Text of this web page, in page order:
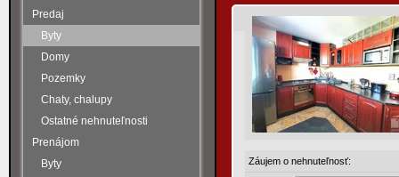
Predaj
Byty
Domy
Pozemky
Chaty, chalupy
Ostatné nehnuteľnosti
Prenájom
Byty
Záujem o nehnuteľnosť: